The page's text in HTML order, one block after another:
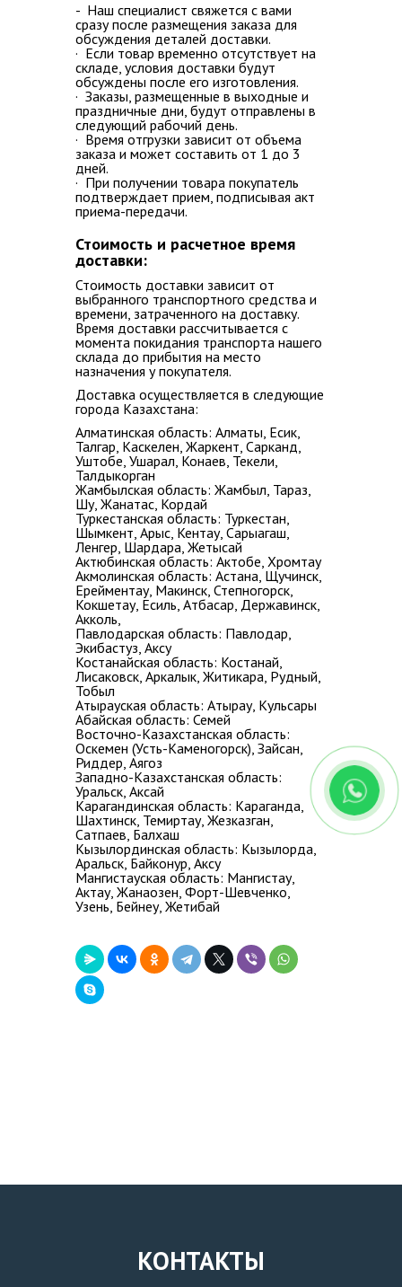
- Наш специалист свяжется с вами
сразу после размещения заказа для
обсуждения деталей доставки.
· Если товар временно отсутствует на
складе, условия доставки будут
обсуждены после его изготовления.
· Заказы, размещенные в выходные и
праздничные дни, будут отправлены в
следующий рабочий день.
· Время отгрузки зависит от объема
заказа и может составить от 1 до 3
дней.
· При получении товара покупатель
подтверждает прием, подписывая акт
приема-передачи.
Стоимость и расчетное время
доставки:
Стоимость доставки зависит от
выбранного транспортного средства и
времени, затраченного на доставку.
Время доставки рассчитывается с
момента покидания транспорта нашего
склада до прибытия на место
назначения у покупателя.
Доставка осуществляется в следующие
города Казахстана:
Алматинская область: Алматы, Есик,
Талгар, Каскелен, Жаркент, Сарканд,
Уштобе, Ушарал, Конаев, Текели,
Талдыкорган
Жамбылская область: Жамбыл, Тараз,
Шу, Жанатас, Кордай
Туркестанская область: Туркестан,
Шымкент, Арыс, Кентау, Сарыагаш,
Ленгер, Шардара, Жетысай
Актюбинская область: Актобе, Хромтау
Акмолинская область: Астана, Щучинск,
Ерейментау, Макинск, Степногорск,
Кокшетау, Есиль, Атбасар, Державинск,
Акколь,
Павлодарская область: Павлодар,
Экибастуз, Аксу
Костанайская область: Костанай,
Лисаковск, Аркалык, Житикара, Рудный,
Тобыл
Атырауская область: Атырау, Кульсары
Абайская область: Семей
Восточно-Казахстанская область:
Оскемен (Усть-Каменогорск), Зайсан,
Риддер, Аягоз
Западно-Казахстанская область:
Уральск, Аксай
Карагандинская область: Караганда,
Шахтинск, Темиртау, Жезказган,
Сатпаев, Балхаш
Кызылординская область: Кызылорда,
Аральск, Байконур, Аксу
Мангистауская область: Мангистау,
Актау, Жанаозен, Форт-Шевченко,
Узень, Бейнеу, Жетибай
КОНТАКТЫ